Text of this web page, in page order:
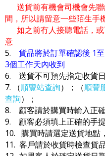
送貨前有機會司機會先
間，所以請留意一些陌生手
如之前冇人接聽電話，或
意
5. 貨品將於訂單確認後 1
3個工作天內收到
6. 送貨不可預先指定收貨
7. （順豐站查詢）；（順豐
查詢）；
8. 顧客請於購買時輸入正
9. 顧客必須填上正確的手
10. 購買時請選定送貨地點
11. 客戶請於收貨時檢查貨